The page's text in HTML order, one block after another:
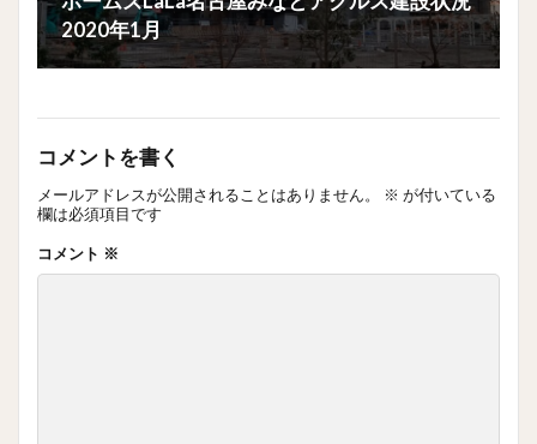
2020年1月
コメントを書く
メールアドレスが公開されることはありません。 ※ が付いている
欄は必須項目です
コメント ※